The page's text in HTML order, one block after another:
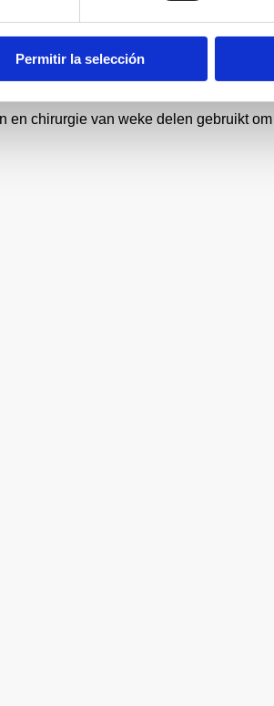
Permitir la selección
chirurgie van weke delen gebruikt